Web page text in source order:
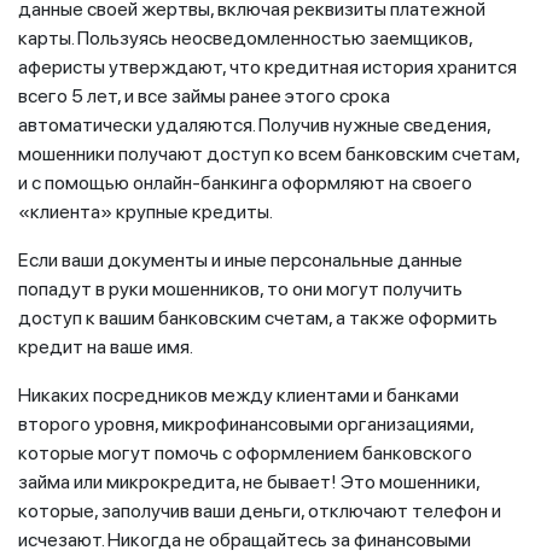
данные своей жертвы, включая реквизиты платежной
карты. Пользуясь неосведомленностью заемщиков,
аферисты утверждают, что кредитная история хранится
всего 5 лет, и все займы ранее этого срока
автоматически удаляются. Получив нужные сведения,
мошенники получают доступ ко всем банковским счетам,
и с помощью онлайн-банкинга оформляют на своего
«клиента» крупные кредиты.
Если ваши документы и иные персональные данные
попадут в руки мошенников, то они могут получить
доступ к вашим банковским счетам, а также оформить
кредит на ваше имя.
Никаких посредников между клиентами и банками
второго уровня, микрофинансовыми организациями,
которые могут помочь с оформлением банковского
займа или микрокредита, не бывает! Это мошенники,
которые, заполучив ваши деньги, отключают телефон и
исчезают. Никогда не обращайтесь за финансовыми